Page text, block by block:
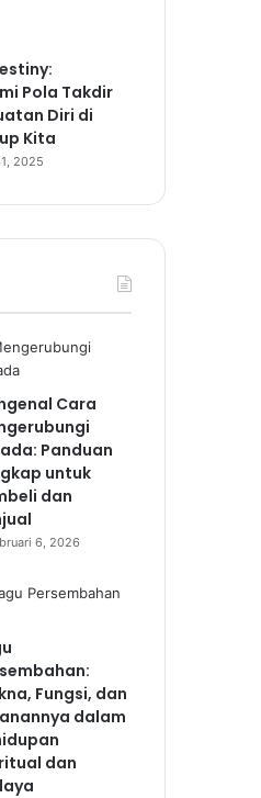
Pola Takdir
Diri di
Kita
2025
Cara
Panduan
untuk
dan
6, 2026
Fungsi, dan
dalam
dan